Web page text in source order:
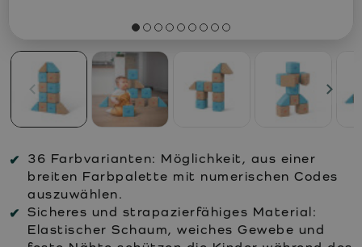
36 Farbvarianten: Möglichkeit, aus einer
breiten Farbpalette mit numerischen Codes
auszuwählen.
Sicheres und strapazierfähiges Material:
Elastischer Schaum, weiches Gewebe und